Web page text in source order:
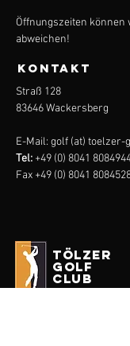
Öffnungszeiten können
abweichen!
KONTAKT
Straß 128
83646 Wackersberg
E-Mail: golf (at) toelzer-
Tel: +49 (0) 8041
Fax +49 (0) 8041
tölzer
golf
club